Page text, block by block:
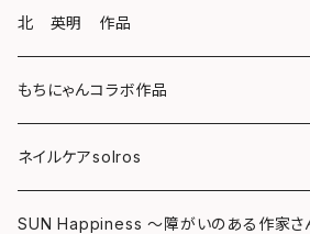
キーホルダー
バッグ
Tシャツ
ミラー
ボールペン
キーホルダー
マグネット
シール
海レジンアートボード
レジンチャーム
サンキャッチャー
北 英明 作品
ポストカード
もちにゃんコラボ作品
ネイルケアsolros
SUN Happiness ～障がいのある作家さ